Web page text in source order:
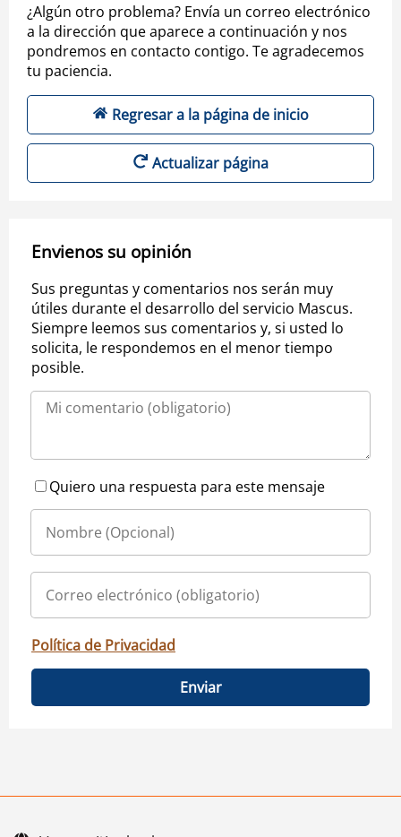
¿Algún otro problema? Envía un correo electrónico
a la dirección que aparece a continuación y nos
pondremos en contacto contigo. Te agradecemos
tu paciencia.
Regresar a la página de inicio
Actualizar página
Envienos su opinión
Sus preguntas y comentarios nos serán muy
útiles durante el desarrollo del servicio Mascus.
Siempre leemos sus comentarios y, si usted lo
solicita, le respondemos en el menor tiempo
posible.
Quiero una respuesta para este mensaje
Política de Privacidad
Enviar